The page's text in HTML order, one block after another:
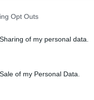
Opt Outs
of my personal data.
of my Personal Data.